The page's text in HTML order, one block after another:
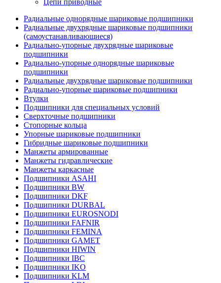
Цепи приводные
Радиальные однорядные шариковые подшипники
Радиальные двухрядные шариковые подшипники
(самоустанавливающиеся)
Радиально-упорные двухрядные шариковые
подшипники
Радиально-упорные однорядные шариковые
подшипники
Радиальные двухрядные шариковые подшипники
Радиально-упорные шариковые подшипники
Втулки
Подшипники для специальных условий
Сверхточные подшипники
Стопорные кольца
Упорные шариковые подшипники
Гибридные шариковые подшипники
Манжеты армированные
Манжеты гидравлические
Манжеты каркасные
Подшипники ASAHI
Подшипники BW
Подшипники DKF
Подшипники DURBAL
Подшипники EUROSNODI
Подшипники FAFNIR
Подшипники FEMINA
Подшипники GAMET
Подшипники HIWIN
Подшипники IBC
Подшипники IKO
Подшипники KLM